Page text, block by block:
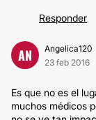
Responder
AN
Angelica120
23 feb 2016
Es que no es el
muchos médicos